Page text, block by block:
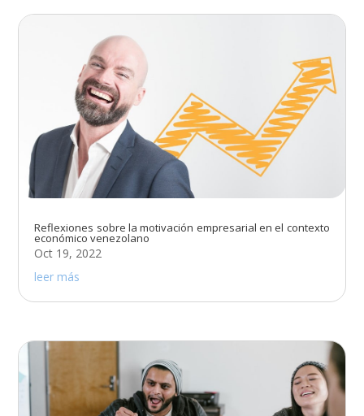
Reflexiones sobre la motivación empresarial en el contexto
económico venezolano
Oct 19, 2022
leer más